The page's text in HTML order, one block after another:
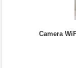
Camera